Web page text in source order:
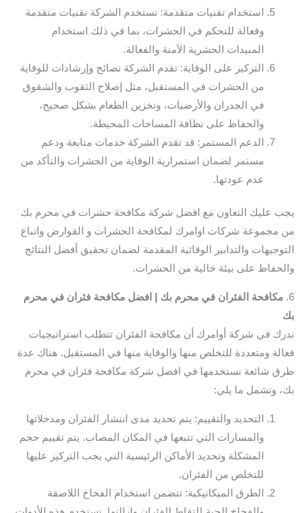
استخدام تقنيات متقدمة: تستخدم الشركة تقنيات متقدمة
وفعالة للتحكم في الحشرات، بما في ذلك استخدام
المبيدات الحشرية الآمنة والفعالة.
التركيز على الوقاية: تقدم الشركة نصائح وإرشادات للوقاية
من الحشرات في المستقبل، مثل إصلاح الثقوب والشقوق
في الجدران والأرضيات، وتخزين الطعام بشكل صحيح،
والحفاظ على نظافة المساحات المحيطة.
الدعم المستمر: قد تقدم الشركة خدمات متابعة ودعم
مستمر لضمان استمرارية الوقاية من الحشرات والتأكد من
عدم عودتها.
يجب عليك التعاون مع افضل شركة مكافحة حشرات في محرم بك
من مجموعة شركات اوامرك لمكافحة الحشرات و القوارض واتباع
التوجيهات والتدابير الوقائية المقدمة لضمان تحقيق أفضل النتائج
والحفاظ على بيئة خالية من الحشرات.
6. مكافحة الفئران في محرم بك | افضل مكافحة فئران في محرم
بك
ندرك في شركة أوامرك أن مكافحة الفئران تتطلب استراتيجيات
فعالة ومتعددة للتخلص منها والوقاية منها في المستقبل. هناك عدة
طرق شائعة نستخدمها في افضل شركة مكافحة فئران في محرم
بك، وتشمل ما يلي:
التحديد والتقييم: يتم تحديد مدى انتشار الفئران ومدخلاتها
والمسارات التي تتبعها في المكان المصاب. يتم تقييم حجم
المشكلة وتحديد الأماكن الرئيسية التي يجب التركيز عليها
للتخلص من الفئران.
الطرق الميكانيكية: تتضمن استخدام الفخاخ اللاصقة